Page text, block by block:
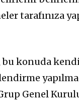
tarafınıza
bu konuda
Genel